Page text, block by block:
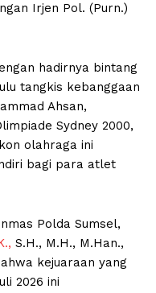
Irjen Pol. (Purn.)
hadirnya bintang
tangkis kebanggaan
Ahsan,
Sydney 2000,
olahraga ini
bagi para atlet
Polda Sumsel,
S.H., M.H., M.Han.,
kejuaraan yang
2026 ini